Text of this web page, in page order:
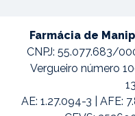
Farmácia de
CNPJ: 55.077.683/
Vergueiro número
AE: 1.27.094-3 | AFE: